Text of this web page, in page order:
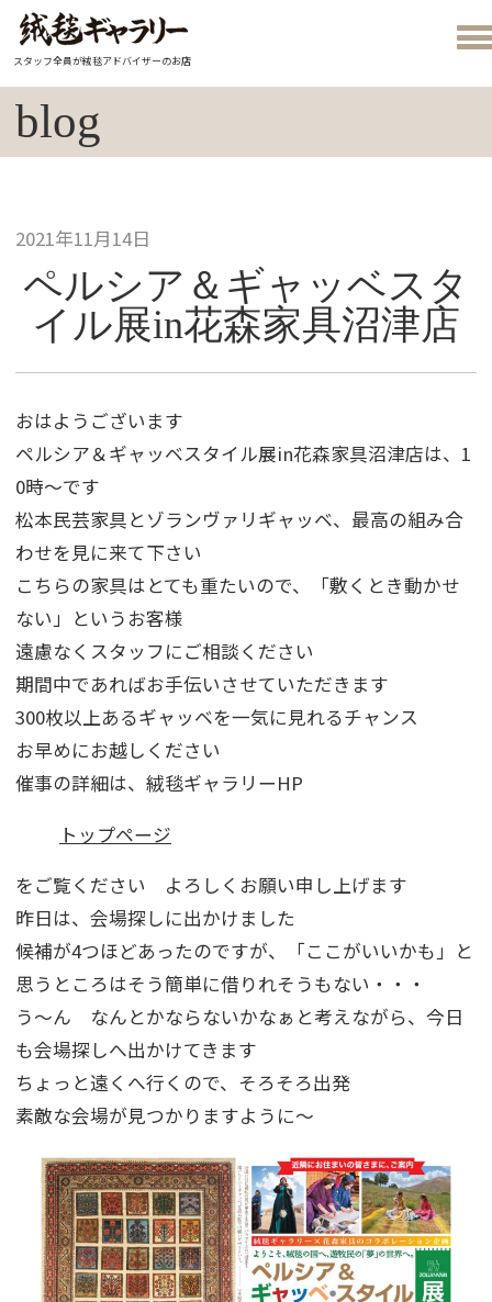
スタッフ全員が絨毯アドバイザーのお店
blog
2021年11月14日
ペルシア＆ギャッベスタ
イル展in花森家具沼津店
おはようございます
ペルシア＆ギャッベスタイル展in花森家具沼津店は、1
0時～です
松本民芸家具とゾランヴァリギャッベ、最高の組み合
わせを見に来て下さい
こちらの家具はとても重たいので、「敷くとき動かせ
ない」というお客様
遠慮なくスタッフにご相談ください
期間中であればお手伝いさせていただきます
300枚以上あるギャッベを一気に見れるチャンス
お早めにお越しください
催事の詳細は、絨毯ギャラリーHP
トップページ
をご覧ください よろしくお願い申し上げます
昨日は、会場探しに出かけました
候補が4つほどあったのですが、「ここがいいかも」と
思うところはそう簡単に借りれそうもない・・・
う～ん なんとかならないかなぁと考えながら、今日
も会場探しへ出かけてきます
ちょっと遠くへ行くので、そろそろ出発
素敵な会場が見つかりますように～